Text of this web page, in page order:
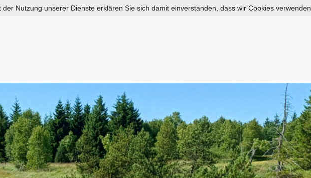
Nutzung unserer Dienste erklären Sie sich damit einverstanden, dass wir Cookies verwenden.